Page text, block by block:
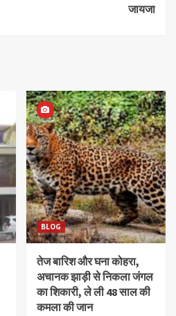
जायजा
BLOG
तेज बारिश और घना कोहरा,
अचानक झाड़ी से निकला जंगल
का शिकारी, ले ली 48 साल की
कमला की जान